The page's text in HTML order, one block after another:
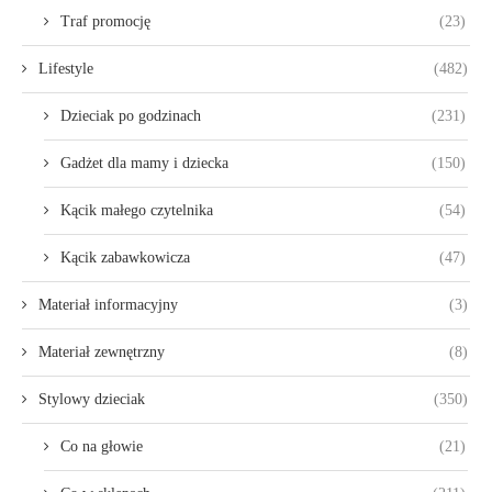
Traf promocję (23)
Lifestyle (482)
Dzieciak po godzinach (231)
Gadżet dla mamy i dziecka (150)
Kącik małego czytelnika (54)
Kącik zabawkowicza (47)
Materiał informacyjny (3)
Materiał zewnętrzny (8)
Stylowy dzieciak (350)
Co na głowie (21)